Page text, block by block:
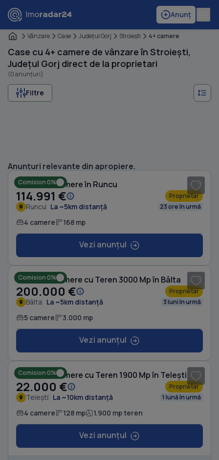
Anunț
Vânzare Case Judeţul Gorj Stroieşti 4+ camere
Case cu 4+ camere de vânzare în Stroiești,
Județul Gorj direct de la proprietari
(0 anunțuri)
Filtre
Anunțuri relevante din apropiere.
Comision 0%
Casă cu 4 camere în Runcu
114.991 € Proprietar
Runcu La ~5km distanță 23 ore în urmă
4 camere 168 mp
Vezi anunțul
Comision 0%
Casă cu 5 camere cu Teren 3000 Mp în Bâlta
200.000 € Proprietar
Bâlta La ~5km distanță 3 luni în urmă
5 camere 3.000 mp
Vezi anunțul
Comision 0%
Casă cu 4 camere cu Teren 1900 Mp în Telești
22.000 € Proprietar
Telești La ~10km distanță 1 lună în urmă
4 camere 128 mp 1.900 mp teren
Vezi anunțul